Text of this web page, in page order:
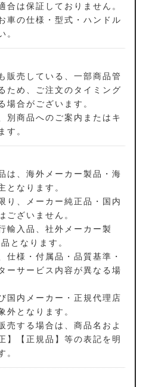
合は保証しておりません。
車の仕様・型式・ハンドル
。
販売している、一部商品管
ため、ご注文のタイミング
場合がございます。
別商品へのご案内またはキ
す。
は、海外メーカー製品・海
となります。
り、メーカー純正品・国内
ございません。
輸入品、社外メーカー製
となります。
仕様・付属品・品質基準・
ーサービス内容が異なる場
国内メーカー・正規代理店
外となります。
売する場合は、商品名およ
】【正規品】等の表記を明
。